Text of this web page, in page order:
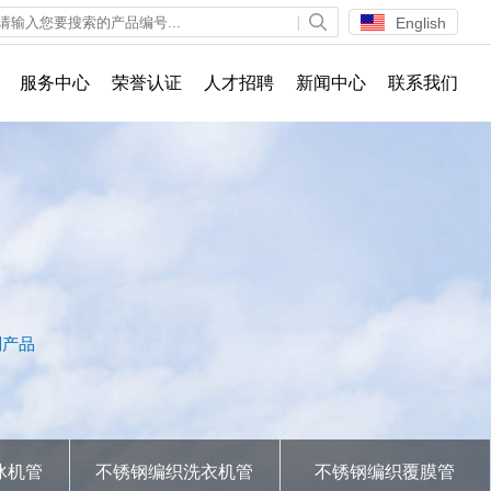
English
服务中心 荣誉认证 人才招聘 新闻中心 联系我们
品
机管 不锈钢编织洗衣机管 不锈钢编织覆膜管